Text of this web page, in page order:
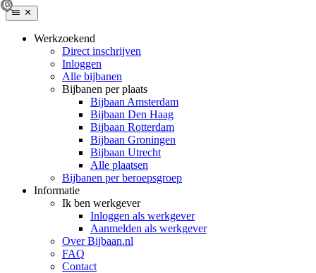
Werkzoekend
Direct inschrijven
Inloggen
Alle bijbanen
Bijbanen per plaats
Bijbaan Amsterdam
Bijbaan Den Haag
Bijbaan Rotterdam
Bijbaan Groningen
Bijbaan Utrecht
Alle plaatsen
Bijbanen per beroepsgroep
Informatie
Ik ben werkgever
Inloggen als werkgever
Aanmelden als werkgever
Over Bijbaan.nl
FAQ
Contact